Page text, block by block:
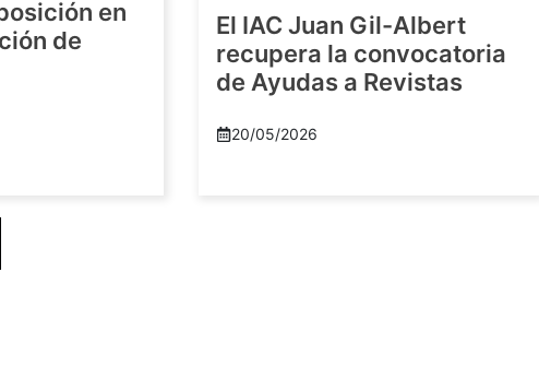
en
de
El IAC Juan Gil-Albert
recupera la convocatoria
de Ayudas a Revistas
20/05/2026